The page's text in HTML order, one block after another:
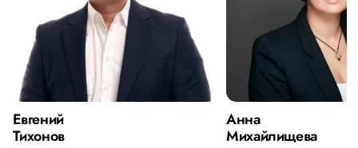
Евгений
Тихонов
Анна
Михайлищева